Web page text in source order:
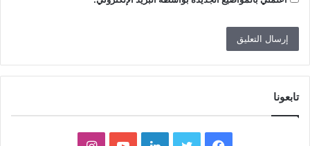
تابعونا